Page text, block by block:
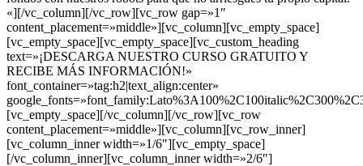
«][/vc_column][/vc_row][vc_row gap=»1″
content_placement=»middle»][vc_column][vc_empty_space]
[vc_empty_space][vc_empty_space][vc_custom_heading
text=»¡DESCARGA NUESTRO CURSO GRATUITO Y
RECIBE MÁS INFORMACIÓN!»
font_container=»tag:h2|text_align:center»
[vc_empty_space][/vc_column][/vc_row][vc_row
content_placement=»middle»][vc_column][vc_row_inner]
[vc_column_inner width=»1/6″][vc_empty_space]
[/vc_column_inner][vc_column_inner width=»2/6″]